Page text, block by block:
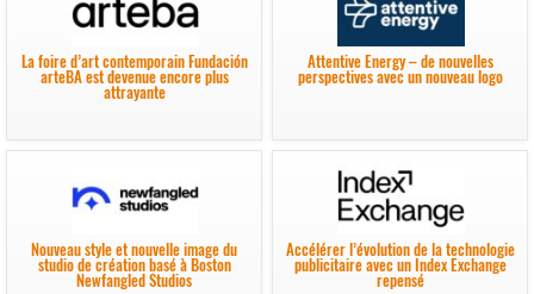
La foire d’art contemporain Fundación
arteBA est devenue encore plus
attrayante
Attentive Energy – de nouvelles
perspectives avec un nouveau logo
Nouveau style et nouvelle image du
studio de création basé à Boston
Newfangled Studios
Accélérer l’évolution de la technologie
publicitaire avec un Index Exchange
repensé